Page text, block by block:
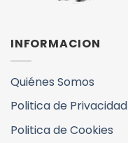
INFORMACION
Quiénes Somos
Politica de Privacidad
Politica de Cookies